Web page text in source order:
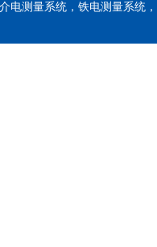
电测量系统，铁电测量系统